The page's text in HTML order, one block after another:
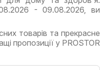
- 09.08.2026, ви
товарів та прекрасне
пропозиції у PROSTOR